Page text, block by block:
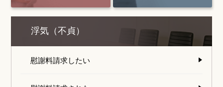
浮気（不貞）
慰謝料請求したい